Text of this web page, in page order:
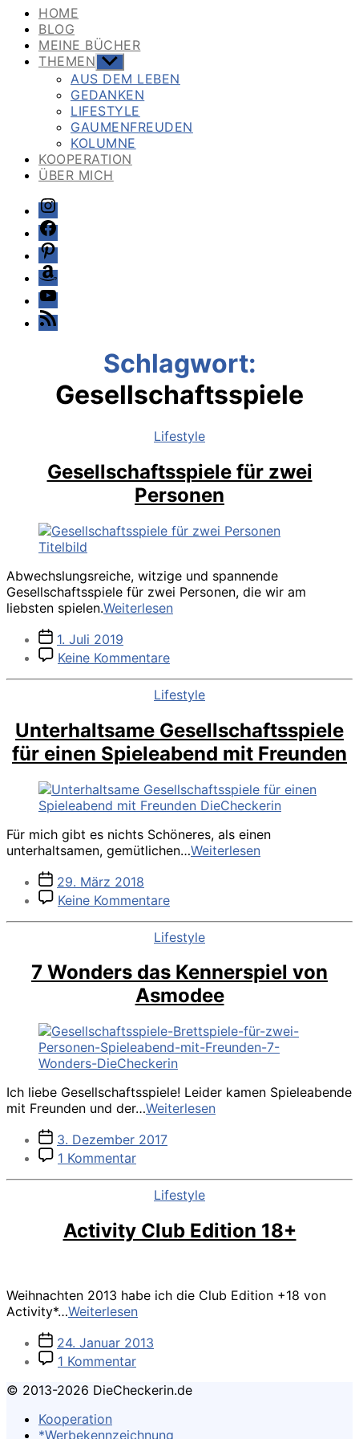
HOME
BLOG
MEINE BÜCHER
THEMEN Untermenü
anzeigen
AUS DEM LEBEN
GEDANKEN
LIFESTYLE
GAUMENFREUDEN
KOLUMNE
KOOPERATION
ÜBER MICH
Instagram
Facebook
Pinterest
Amazon
Youtube
Feed
Schlagwort:
Gesellschaftsspiele
Kategorien
Lifestyle
Gesellschaftsspiele für zwei
Personen
Abwechslungsreiche, witzige und spannende
Gesellschaftsspiele für zwei Personen, die wir am
liebsten spielen.WeiterlesenGesellschaftsspiele
Veröffentlichungsdatum
1. Juli 2019
Keine Kommentarezu
zwei
Kategorien
Lifestyle
Unterhaltsame Gesellschaftsspiele
für einen Spieleabend mit Freunden
Für mich gibt es nichts Schöneres, als einen
unterhaltsamen, gemütlichen…WeiterlesenUnterhaltsame
Veröffentlichungsdatum
29. März 2018
Keine Kommentarezu
Gesellschaftsspiele
für
einen
Spieleabend
mit
Freunden
Kategorien
Lifestyle
7 Wonders das Kennerspiel von
Asmodee
Ich liebe Gesellschaftsspiele! Leider kamen Spieleabende
mit Freunden und der…Weiterlesen7
Veröffentlichungsdatum
3. Dezember 2017
1 Kommentarzu
Wonders
das
Kennerspiel
von
Kategorien
Lifestyle
Activity Club Edition 18+
Weihnachten 2013 habe ich die Club Edition +18 von
Activity*…WeiterlesenActivity
Edition
Veröffentlichungsdatum
24. Januar 2013
1 Kommentarzu
Club
© 2013-2026 DieCheckerin.de
Kooperation
*Werbekennzeichnung